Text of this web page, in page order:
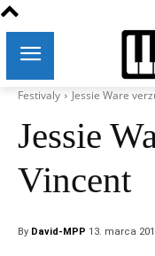
Festivaly Jessie Ware
Jessie
Vincent
By David-MPP 13. marca